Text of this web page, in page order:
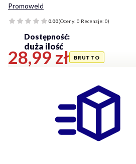
Promoweld
0.00(Oceny: 0 Recenzje: 0)
Cena
28,99 zł
Dostępność:
duża ilość